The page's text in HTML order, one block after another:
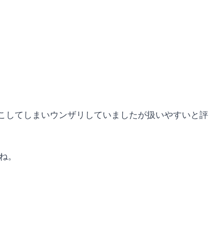
てしまいウンザリしていましたが扱いやすいと評
。